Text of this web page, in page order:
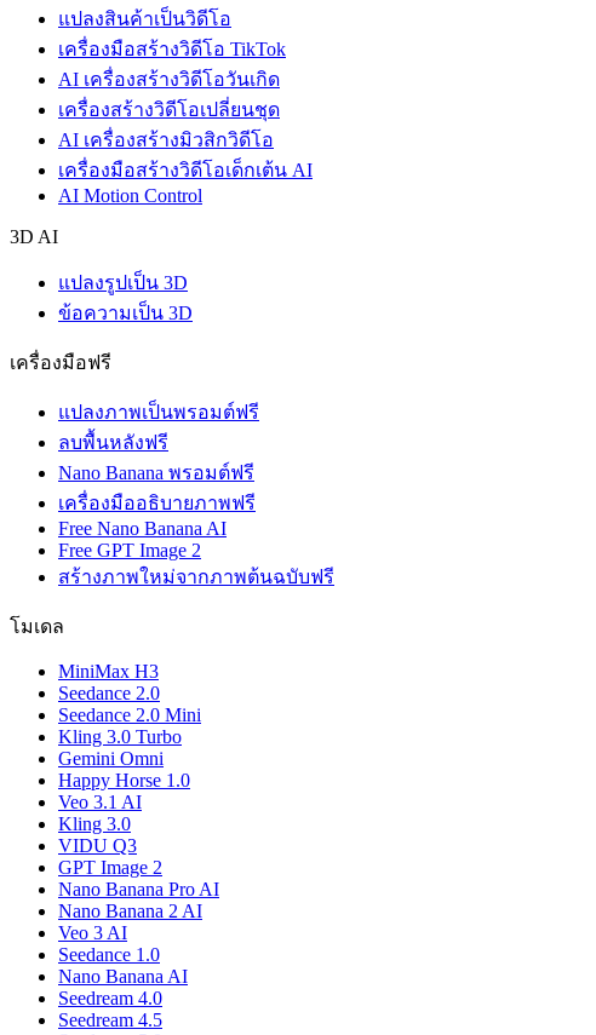
แปลงสินค้าเป็นวิดีโอ
เครื่องมือสร้างวิดีโอ TikTok
AI เครื่องสร้างวิดีโอวันเกิด
เครื่องสร้างวิดีโอเปลี่ยนชุด
AI เครื่องสร้างมิวสิกวิดีโอ
เครื่องมือสร้างวิดีโอเด็กเต้น AI
AI Motion Control
3D AI
แปลงรูปเป็น 3D
ข้อความเป็น 3D
เครื่องมือฟรี
แปลงภาพเป็นพรอมต์ฟรี
ลบพื้นหลังฟรี
Nano Banana พรอมต์ฟรี
เครื่องมืออธิบายภาพฟรี
Free Nano Banana AI
Free GPT Image 2
สร้างภาพใหม่จากภาพต้นฉบับฟรี
โมเดล
MiniMax H3
Seedance 2.0
Seedance 2.0 Mini
Kling 3.0 Turbo
Gemini Omni
Happy Horse 1.0
Veo 3.1 AI
Kling 3.0
VIDU Q3
GPT Image 2
Nano Banana Pro AI
Nano Banana 2 AI
Veo 3 AI
Seedance 1.0
Nano Banana AI
Seedream 4.0
Seedream 4.5